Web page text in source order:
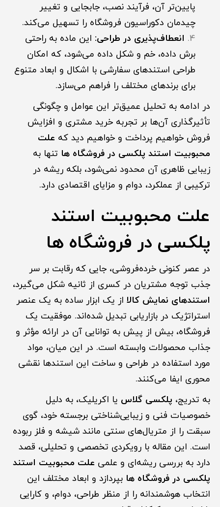
پایین‌تر آن، فرآیند نصب، جابجایی و تغییر
چیدمان دکوراسیون فروشگاه را تسهیل می‌کند.
انعطاف‌پذیری در طراحی: این ماده به راحتی
برش داده، خم و شکل داده می‌شود، که امکان
طراحی استندهای سفارشی با اشکال و ابعاد متنوع
برای برندهای مختلف را فراهم می‌سازد.
در ادامه به تحلیل عمیق‌تر این عوامل و چگونگی
تأثیرگذاری آن‌ها بر تجربه خرید مشتری و افزایش
فروش خواهیم پرداخت و خواهیم دید که علت
محبوبیت استند پلکسی در فروشگاه ها تنها به
زیبایی ظاهری آن محدود نمی‌شود، بلکه ریشه در
ترکیبی از عملکرد، دوام و مزایای اقتصادی دارد.
علت محبوبیت استند
پلکسی در فروشگاه ها
در عصر کنونی خرده‌فروشی، جایی که رقابت بر سر
جذب توجه مشتریان در کسری از ثانیه شکل می‌گیرد،
استندهای نمایش کالا از یک ابزار ساده به یک عنصر
استراتژیک در بازاریابی تبدیل شده‌اند. موفقیت یک
فروشگاه، بیش از پیش به توانایی آن در ارائه مؤثر و
جذاب محصولات وابسته است. در این میان، مواد
مورد استفاده در طراحی و ساخت این استندها نقشی
محوری ایفا می‌کنند.
به تدریج، پلکسی گلاس یا اکریلیک، به دلیل
خصوصیات فنی و زیبایی‌شناختی برجسته خود، گوی
سبقت را از متریال‌های سنتی مانند شیشه و فلز ربوده
است. این مقاله با رویکردی تخصصی و تحلیلی، قصد
دارد به بررسی ریشه‌ای و علمی علت محبوبیت استند
پلکسی در فروشگاه ها بپردازد و ابعاد مختلف این
انتخاب هوشمندانه را از منظر طراحی، دوام، و کارایی